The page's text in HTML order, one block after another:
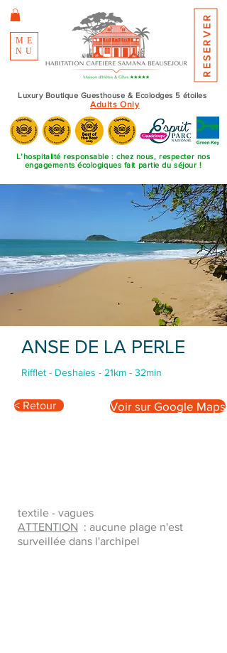
ME
NU
Luxury Boutique Guesthouse & Ecolodges 5 étoiles
Adults Only
RESERVER
L’hospitalité responsable : chez nous, respecter nos
engagements écologiques fait partie du séjour !
ANSE DE LA PERLE
Rifflet - Deshaies - 21km - 32min
< Retour Voir sur Google Maps
textile - vagues
ATTENTION : aucune plage n'est
surveillée dans l'archipel